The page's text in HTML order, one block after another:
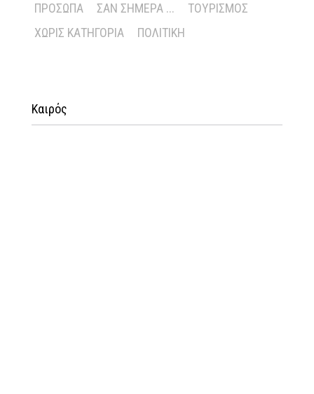
ΠΡΌΣΩΠΑ
ΣΑΝ ΣΉΜΕΡΑ ...
ΤΟΥΡΙΣΜΌΣ
ΧΩΡΊΣ ΚΑΤΗΓΟΡΊΑ
ΠΟΛΙΤΙΚΉ
Καιρός